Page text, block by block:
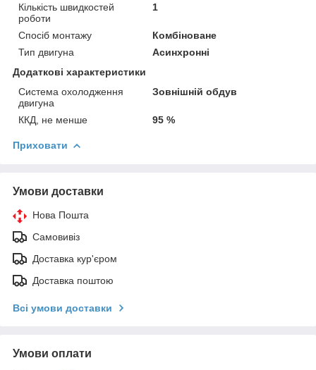
Кількість швидкостей
роботи
1
Спосіб монтажу
Комбіноване
Тип двигуна
Асинхронні
Додаткові характеристики
Система охолодження
двигуна
Зовнішній обдув
ККД, не менше 95 %
Приховати
Умови доставки
Нова Пошта
Самовивіз
Доставка кур'єром
Доставка поштою
Всі умови доставки
Умови оплати